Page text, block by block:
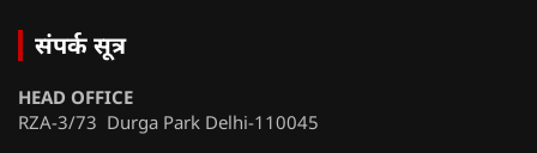
संपर्क सूत्र
HEAD OFFICE
RZA-3/73 Durga Park Delhi-110045